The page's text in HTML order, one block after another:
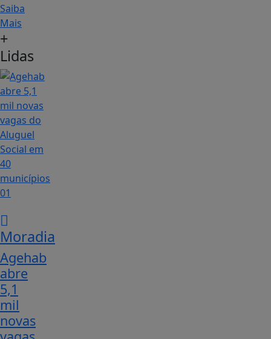
Saiba
Mais
+
Lidas
01
Moradia
Agehab
abre
5,1
mil
novas